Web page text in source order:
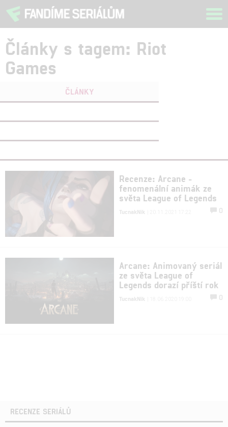
Články s tagem: Riot
Games
ČLÁNKY
Recenze: Arcane -
fenomenální animák ze
světa League of Legends
TucnakNik 0
Arcane: Animovaný seriál
ze světa League of
Legends dorazí příští rok
TucnakNik 0
RECENZE SERIÁLŮ